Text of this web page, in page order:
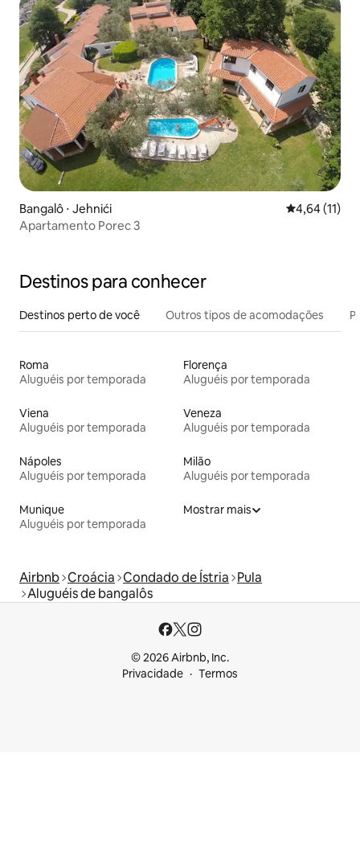
Bangalô ⋅ Jehnići 4,64 de uma
4,64 (11)
Apartamento Porec 3
Destinos para conhecer
Destinos perto de você Outros tipos de acomodações
Roma
Aluguéis por temporada
Florença
Aluguéis por temporada
Viena
Aluguéis por temporada
Veneza
Aluguéis por temporada
Nápoles
Aluguéis por temporada
Milão
Aluguéis por temporada
Munique
Aluguéis por temporada
Mostrar mais
Airbnb Croácia Condado de Ístria Pula
Aluguéis de bangalôs
© 2026 Airbnb, Inc.
Privacidade
Termos